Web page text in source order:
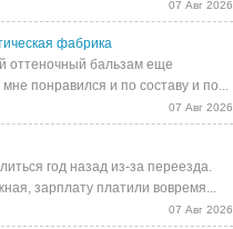
07 Авг 2026
фабрика
оттеночный бальзам еще
мне понравился и по составу и по...
07 Авг 2026
год назад из-за переезда.
зарплату платили вовремя...
07 Авг 2026